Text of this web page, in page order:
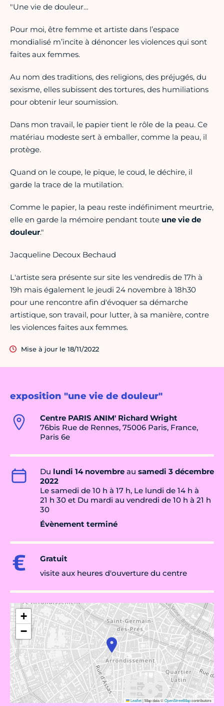
exposition "une vie de douleur"
Centre PARIS ANIM' Richard Wright
76bis Rue de Rennes, 75006 Paris, France,
Paris 6e
Du lundi 14 novembre au samedi 3 décembre
2022
Le samedi de 10 h à 17 h, Le lundi de 14 h à
21 h 30 et Du mardi au vendredi de 10 h à 21 h
30
Évènement terminé
Gratuit
visite aux heures d'ouverture du centre
+
−
Leaflet|Map data ©OpenStreetMapcontributors
"Une vie de douleur…
Pour moi, être femme et artiste dans l’espace
mondialisé m’incite à dénoncer les violences qui sont
faites aux femmes.
Au nom des traditions, des religions, des préjugés, du
sexisme, elles subissent des tortures, des humiliations
pour obtenir leur soumission.
Dans mon travail, le papier tient le rôle de la peau. Ce
matériau modeste sert à emballer, comme la peau, il
protège.
Quand on le coupe, le pique, le coud, le déchire, il
garde la trace de la mutilation.
Comme le papier, la peau reste indéfiniment meurtrie,
elle en garde la mémoire pendant toute une vie de
douleur."
Jacqueline Decoux Bechaud
L'artiste sera présente sur site les vendredis de 17h à
19h mais également le jeudi 24 novembre à 18h30
pour une rencontre afin d'évoquer sa démarche
artistique, son travail, pour lutter, à sa manière, contre
les violences faites aux femmes.
Mise à jour le 18/11/2022